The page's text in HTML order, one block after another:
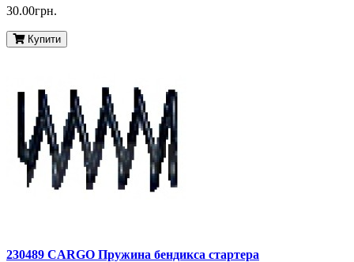
30.00грн.
Купити
230489 CARGO Пружина бендикса стартера